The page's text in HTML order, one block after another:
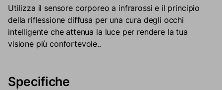
Utilizza il sensore corporeo a infrarossi e il principio
della riflessione diffusa per una cura degli occhi
intelligente che attenua la luce per rendere la tua
visione più confortevole..
Specifiche